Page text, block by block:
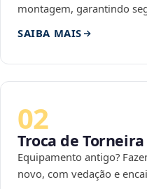
montagem, garantindo
SAIBA MAIS
02
Troca de
Equipamento antigo?
novo, com vedação e